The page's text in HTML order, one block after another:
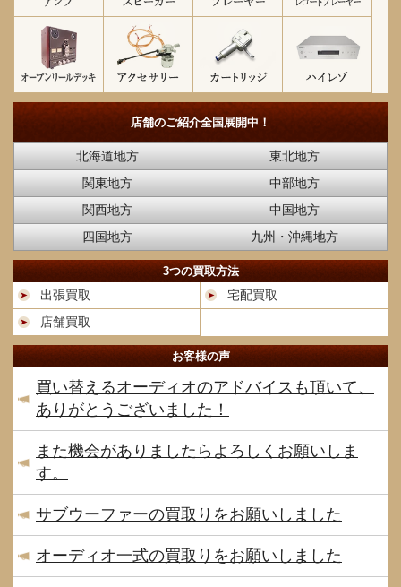
店舗のご紹介全国展開中！
北海道地方
東北地方
関東地方
中部地方
関西地方
中国地方
四国地方
九州・沖縄地方
3つの買取方法
出張買取
宅配買取
店舗買取
お客様の声
買い替えるオーディオのアドバイスも頂いて、
ありがとうございました！
また機会がありましたらよろしくお願いしま
す。
サブウーファーの買取りをお願いしました
オーディオ一式の買取りをお願いしました